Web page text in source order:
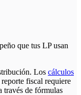
que tus LP usan
Los cálculos
fiscal requiere
través de fórmulas